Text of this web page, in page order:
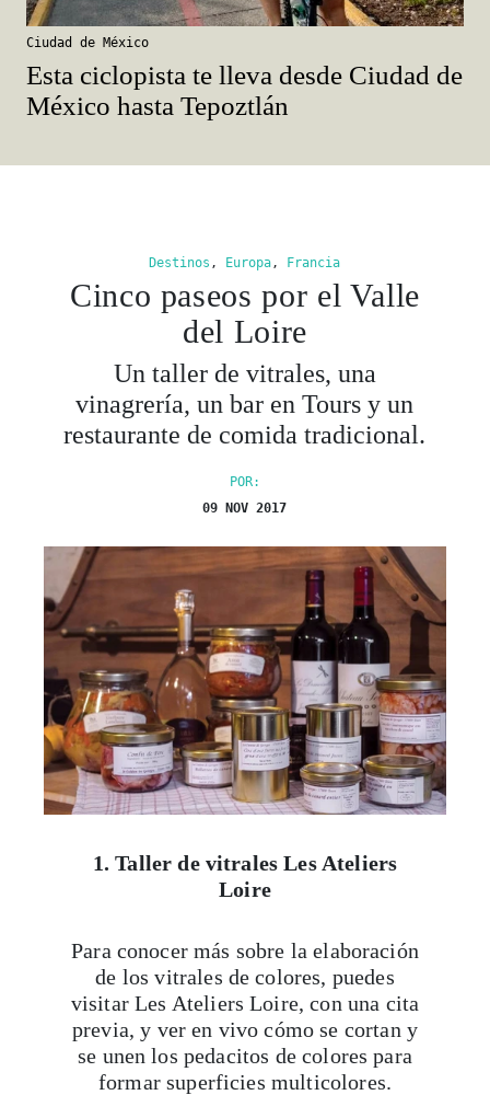
Ciudad de México
Esta ciclopista te lleva desde Ciudad de
México hasta Tepoztlán
Destinos , Europa , Francia
Cinco paseos por el Valle
del Loire
Un taller de vitrales, una
vinagrería, un bar en Tours y un
restaurante de comida tradicional.
POR:
09 NOV 2017
1. Taller de vitrales Les Ateliers
Loire
Para conocer más sobre la elaboración
de los vitrales de colores, puedes
visitar Les Ateliers Loire, con una cita
previa, y ver en vivo cómo se cortan y
se unen los pedacitos de colores para
formar superficies multicolores.